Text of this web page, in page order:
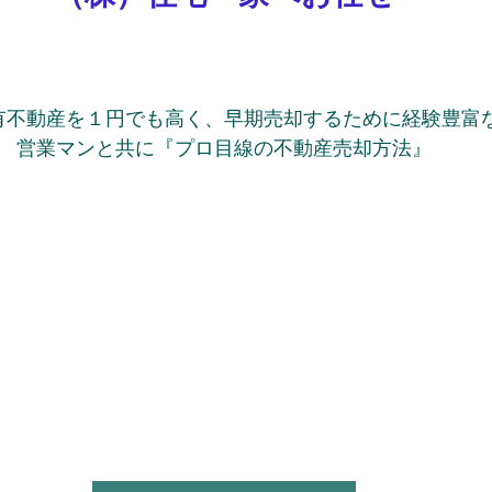
不動産を１円でも高く、早期売却するために経験豊富
営業マンと共に『プロ目線の不動産売却方法』